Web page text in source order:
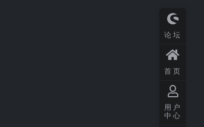
论坛
首页
用户
中心